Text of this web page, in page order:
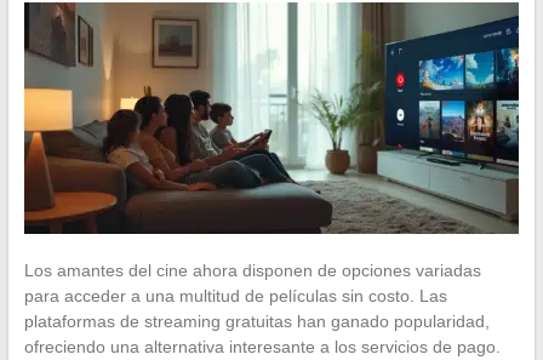
Los amantes del cine ahora disponen de opciones variadas
para acceder a una multitud de películas sin costo. Las
plataformas de streaming gratuitas han ganado popularidad,
ofreciendo una alternativa interesante a los servicios de pago.